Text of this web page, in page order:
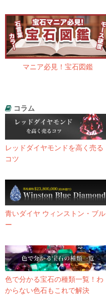
マニア必見！宝石図鑑
コラム
レッドダイヤモンドを高く売る
コツ
青いダイヤ ウィンストン・ブル
ー
色で分かる宝石の種類一覧！わ
からない色石もこれで解決